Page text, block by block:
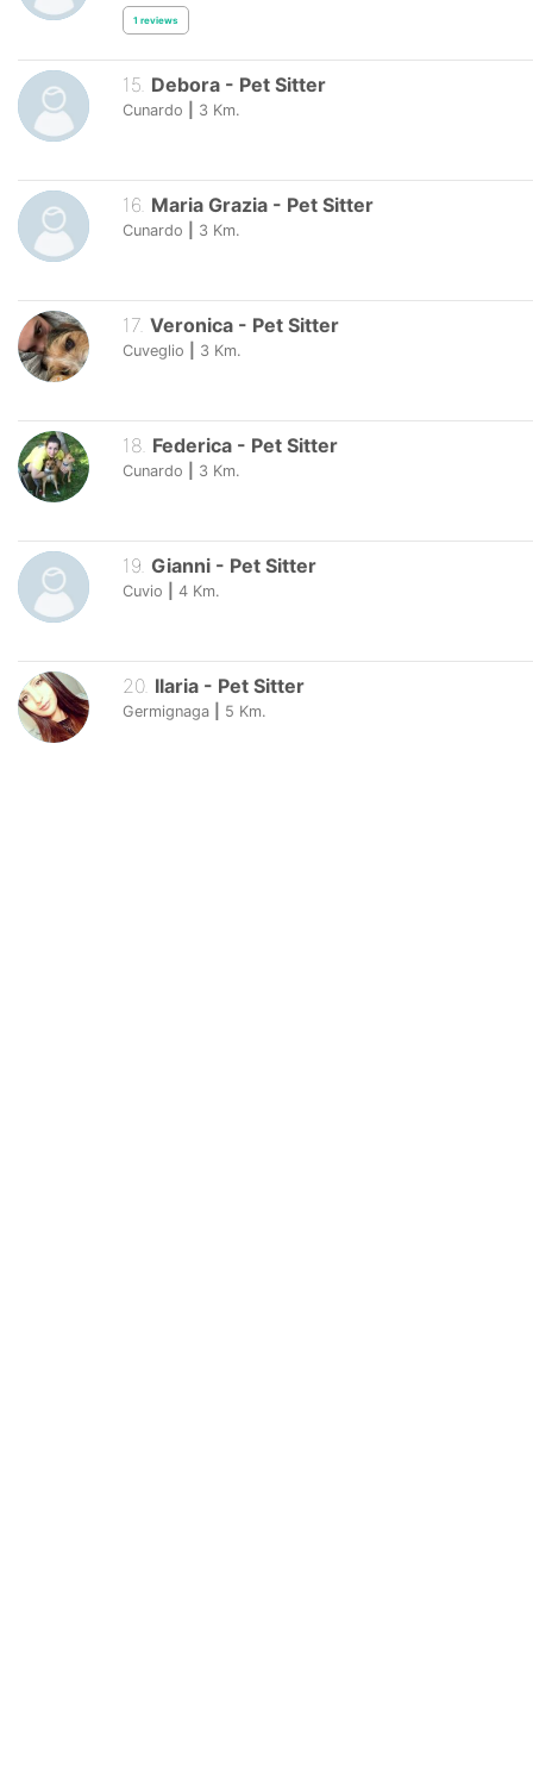
1 reviews
15 Debora - Pet Sitter
Cunardo 3 Km.
16 Maria Grazia - Pet Sitter
Cunardo 3 Km.
17. Veronica - Pet Sitter
Cuveglio 3 Km.
18. Federica - Pet Sitter
Cunardo 3 Km.
19. Gianni - Pet Sitter
Cuvio 4 Km.
20. Ilaria - Pet Sitter
Germignaga 5 Km.